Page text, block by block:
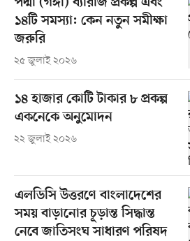
১৪টি সমস্যা: কেন নতুন সমীক্ষা
জরুরি
২৫ জুলাই ২০২৬
১৪ হাজার কোটি টাকার ৮ প্রকল্প
একনেকে অনুমোদন
২২ জুলাই ২০২৬
এলডিসি উত্তরণে বাংলাদেশের
সময় বাড়ানোর চূড়ান্ত সিদ্ধান্ত
নেবে জাতিসংঘ সাধারণ পরিষদ